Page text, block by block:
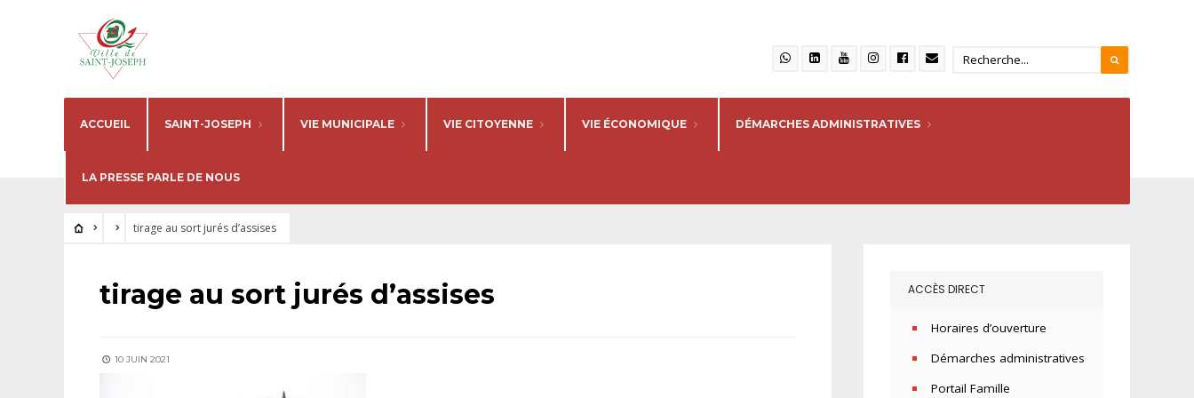
ACCUEIL SAINT-JOSEPH VIE MUNICIPALE VIE CITOYENNE VIE ÉCONOMIQUE DÉMARCHES ADMINISTRATIVES
LA PRESSE PARLE DE NOUS
tirage au sort jurés d’assises
tirage au sort jurés d’assises
10 JUIN 2021
ACCÈS DIRECT
Horaires d’ouverture
Démarches administratives
Portail Famille